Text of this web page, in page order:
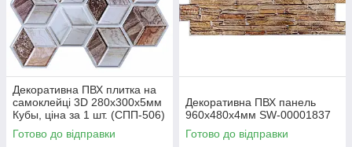
Декоративна ПВХ плитка на
самоклейці 3D 280х300х5мм
Кубы, ціна за 1 шт. (СПП-506)
SW-00001135
Готово до відправки
Декоративна ПВХ панель
960х480х4мм SW-00001837
Готово до відправки